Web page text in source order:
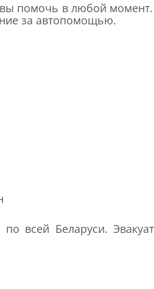
помочь в любой
за автопомощью.
всей Беларуси.